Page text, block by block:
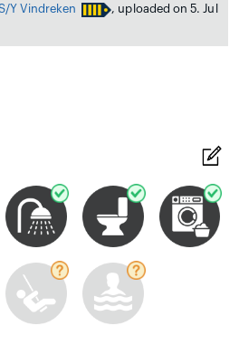
Y Vindreken
, uploaded on 5. Jul